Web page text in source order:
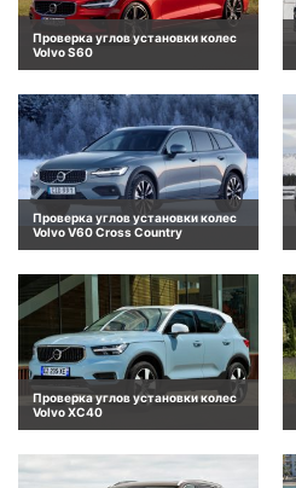
Проверка углов установки колес
Volvo S60
Проверка углов установки колес
Volvo V60 Cross Country
Проверка углов установки колес
Volvo XC40